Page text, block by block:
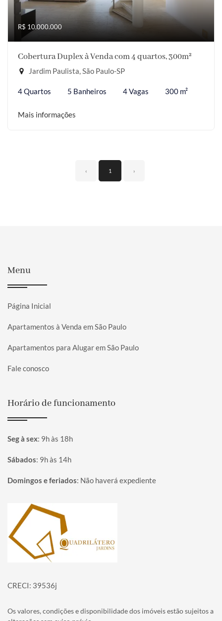
R$ 10.000.000
Cobertura Duplex à Venda com 4 quartos, 300m²
Jardim Paulista, São Paulo-SP
4 Quartos 5 Banheiros 4 Vagas 300 m²
Mais informações
‹ 1 ›
Menu
Página Inicial
Apartamentos à Venda em São Paulo
Apartamentos para Alugar em São Paulo
Fale conosco
Horário de funcionamento
Seg à sex: 9h às 18h
Sábados: 9h às 14h
Domingos e feriados: Não haverá expediente
Página inicial
CRECI: 39536j
Os valores, condições e disponibilidade dos imóveis estão sujeitos a